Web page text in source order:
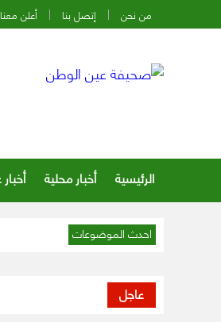
من نحن إتصل بنا أعلن معنا
الرئيسية أخبار محلية
احدث الموضوعات
عاجل